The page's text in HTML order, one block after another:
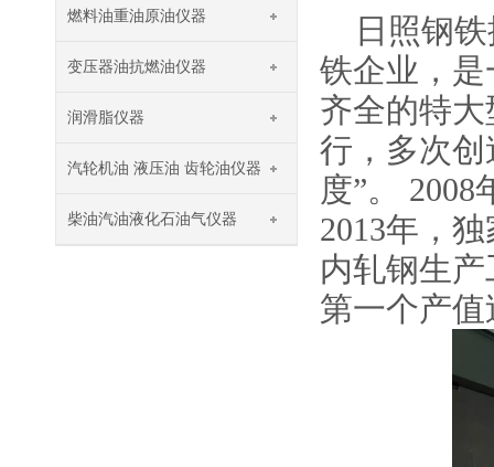
燃料油重油原油仪器
变压器油抗燃油仪器
润滑脂仪器
汽轮机油 液压油 齿轮油仪器
柴油汽油液化石油气仪器
日照钢
铁企业 ， 是
齐全的特大
行，多次
度”。
2013年，
内轧钢生
第一个产